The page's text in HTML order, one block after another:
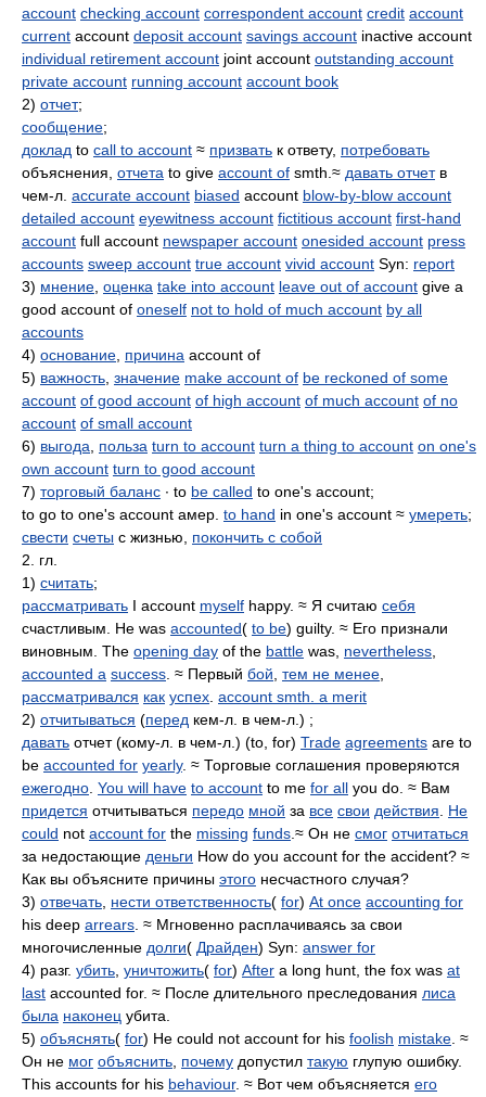
account checking account correspondent account credit account
current account deposit account savings account inactive account
individual retirement account joint account outstanding account
private account running account account book
2) отчет;
сообщение;
доклад to call to account ≈ призвать к ответу, потребовать
объяснения, отчета to give account of smth.≈ давать отчетв
чем-л. accurate account biased account blow-by-blow account
detailed account eyewitness account fictitious account first-hand
account full account newspaper account onesided account press
accounts sweep account true account vivid account Syn: report
3) мнение оценка take into account leave out of account give a
good account of oneself not to hold of much account by all
accounts
4) основание причина account of
5) важность значение make account of be reckoned of some
account of good account of high account of much account of no
account of small account
6) выгода польза turn to account turn a thing to account on one's
own account turn to good account
7) торговый баланс ∙ to be called to one's account;
to go to one's account амер. to hand in one's account ≈ умереть;
свести счеты с жизнью, покончить с собой
2. гл.
1) считать;
рассматривать I account myself happy. ≈ Я считаю себя
счастливым. He was accounted( to be) guilty. ≈ Его признали
виновным. The opening day of the battle was, nevertheless
accounted a success . ≈ Первый бой тем не менее
рассматривался как успех account smth. a merit
2) отчитываться (перед кем-л. в чем-л.) ;
давать отчет (кому-л. в чем-л.) (to, for) Trade agreements are to
be accounted for yearly. ≈ Торговые соглашения проверяются
ежегодно You will have to account to me for all you do. ≈ Вам
придется отчитываться передо мной за все свои действия
He
could not account for the missing funds .≈ Он не смог отчитаться
за недостающие деньги How do you account for the accident? ≈
Как вы объясните причины этого несчастного случая?
3) отвечать нести ответственность( for) At once accounting for
his deep arrears . ≈ Мгновенно расплачиваясь за свои
многочисленные долги( Драйден) Syn: answer for
4) разг. убить уничтожить( for) After a long hunt, the fox was at
last accounted for. ≈ После длительного преследования лиса
была наконец убита.
5) объяснять( for) He could not account for his foolish mistake . ≈
Он не мог объяснить почему допустил такую глупую ошибку.
This accounts for his behaviour. ≈ Вот чем объясняется его